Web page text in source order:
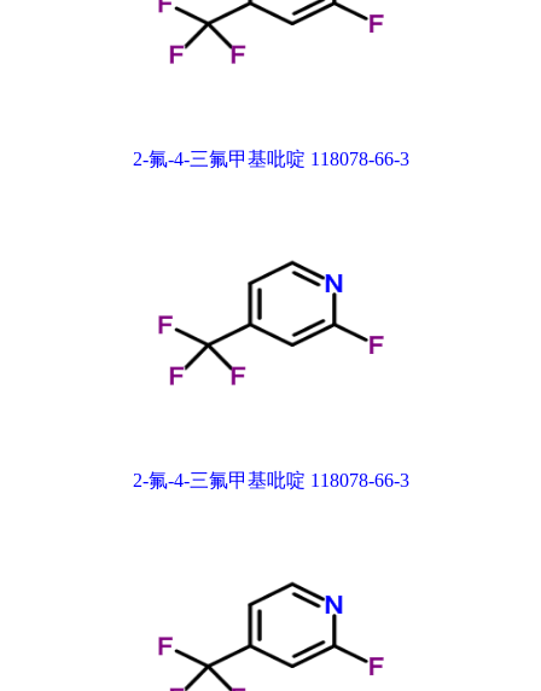
2-氟-4-三氟甲基吡啶 118078-66-3
2-氟-4-三氟甲基吡啶 118078-66-3